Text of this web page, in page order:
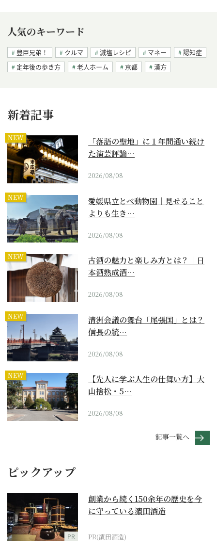
人気のキーワード
豊臣兄弟！ クルマ 減塩レシピ マネー
認知症
定年後の歩き方
老人ホーム 京都 漢方
新着記事
NEW
「落語の聖地」に１年間通い続け
た演芸評論…
2026/08/08
NEW
愛媛県立とべ動物園｜見せること
よりも生き…
2026/08/08
NEW
古酒の魅力と楽しみ方とは？｜日
本酒熟成酒…
2026/08/08
NEW
清洲会議の舞台「尾張国」とは？
信長の統…
2026/08/08
NEW
【先人に学ぶ人生の仕舞い方】大
山捨松・5…
2026/08/08
記事一覧へ
ピックアップ
PR
創業から続く150余年の歴史を今
に守っている濵田酒造
PR(濵田酒造)